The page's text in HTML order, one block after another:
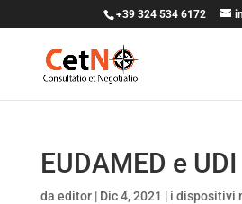
+39 324 534 6172
EUDAMED e UDI
da editor| Dic 4, 2021 | i dispositivi